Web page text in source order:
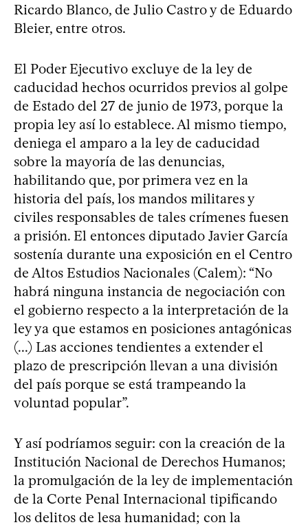
Ricardo Blanco, de Julio Castro y de Eduardo
Bleier, entre otros.
El Poder Ejecutivo excluye de la ley de
caducidad hechos ocurridos previos al golpe
de Estado del 27 de junio de 1973, porque la
propia ley así lo establece. Al mismo tiempo,
deniega el amparo a la ley de caducidad
sobre la mayoría de las denuncias,
habilitando que, por primera vez en la
historia del país, los mandos militares y
civiles responsables de tales crímenes fuesen
a prisión. El entonces diputado Javier García
sostenía durante una exposición en el Centro
de Altos Estudios Nacionales (Calem): “No
habrá ninguna instancia de negociación con
el gobierno respecto a la interpretación de la
ley ya que estamos en posiciones antagónicas
(...) Las acciones tendientes a extender el
plazo de prescripción llevan a una división
del país porque se está trampeando la
voluntad popular”.
Y así podríamos seguir: con la creación de la
Institución Nacional de Derechos Humanos;
la promulgación de la ley de implementación
de la Corte Penal Internacional tipificando
los delitos de lesa humanidad; con la